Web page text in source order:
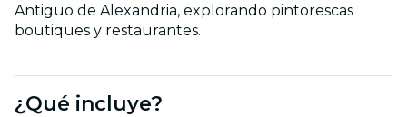
Antiguo de Alexandria, explorando pintorescas
boutiques y restaurantes.
¿Qué incluye?